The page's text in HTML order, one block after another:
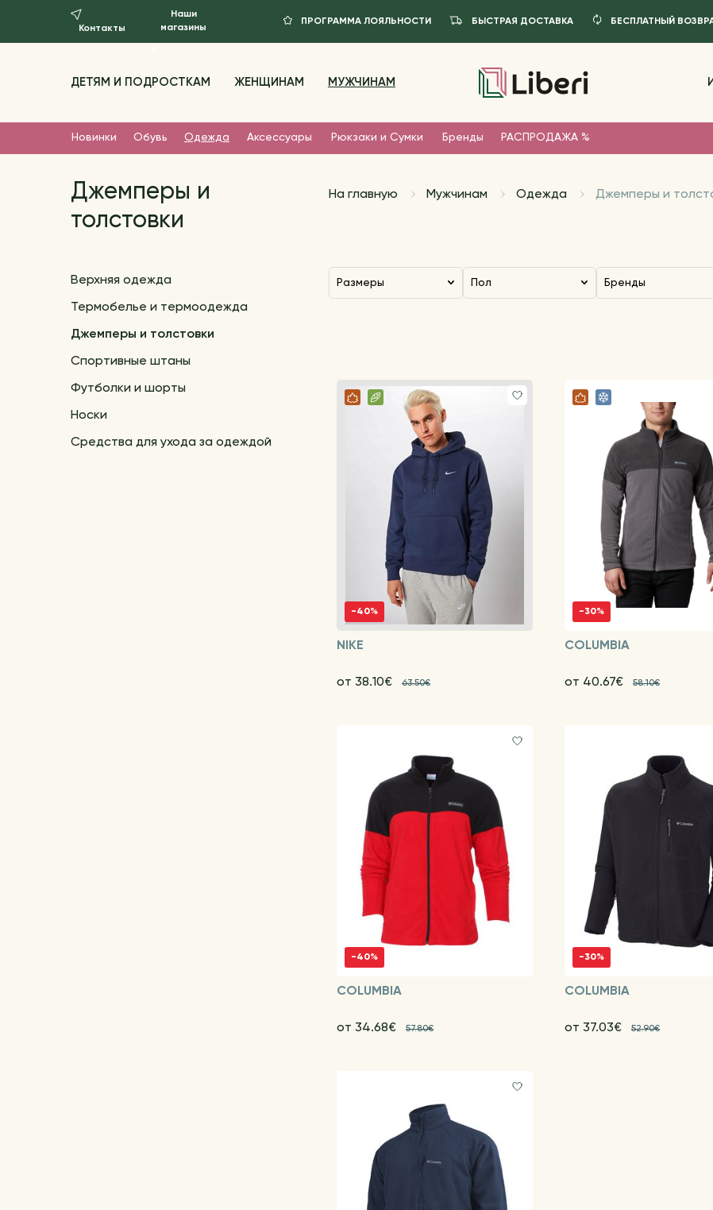
Контакты
Наши
магазины
ПРОГРАММА ЛОЯЛЬНОСТИ БЫСТРАЯ ДОСТАВКА БЕСПЛАТНЫЙ
ДЕТЯМ И ПОДРОСТКАМ ЖЕНЩИНАМ МУЖЧИНАМ
Новинки Обувь Одежда Аксессуары Рюкзаки и Сумки Бренды РАСПРОДАЖА %
Джемперы и
толстовки
На главную Мужчинам Одежда Джемперы и
Верхняя одежда
Термобелье и термоодежда
Джемперы и толстовки
Спортивные штаны
Футболки и шорты
Носки
Средства для ухода за одеждой
Размеры Пол Бренды
-40%
NIKE
от 38.10€ 63.50€
-30%
COLUMBIA
от 40.67€ 58.10€
-40%
COLUMBIA
от 34.68€ 57.80€
-30%
COLUMBIA
от 37.03€ 52.90€